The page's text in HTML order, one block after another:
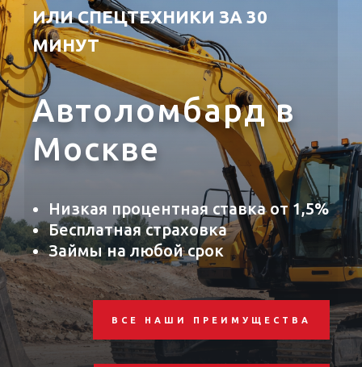
ИЛИ СПЕЦТЕХНИКИ ЗА 30
МИНУТ
Автоломбард в
Москве
Низкая процентная ставка от 1,5%
Бесплатная страховка
Займы на любой срок
ВСЕ НАШИ ПРЕИМУЩЕСТВА